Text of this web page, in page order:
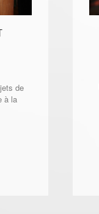
de
à la